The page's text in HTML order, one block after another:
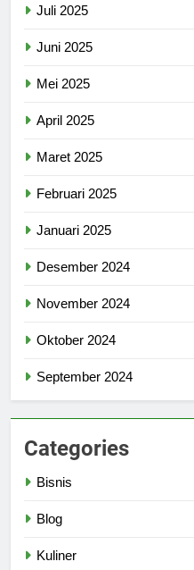
Juli 2025
Juni 2025
Mei 2025
April 2025
Maret 2025
Februari 2025
Januari 2025
Desember 2024
November 2024
Oktober 2024
September 2024
Categories
Bisnis
Blog
Kuliner